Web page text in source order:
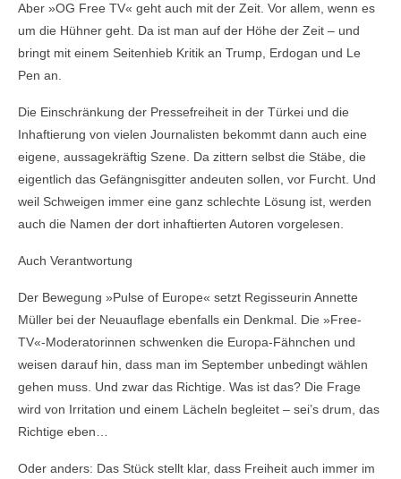
Aber »OG Free TV« geht auch mit der Zeit. Vor allem, wenn es
um die Hühner geht. Da ist man auf der Höhe der Zeit – und
bringt mit einem Seitenhieb Kritik an Trump, Erdogan und Le
Pen an.
Die Einschränkung der Pressefreiheit in der Türkei und die
Inhaftierung von vielen Journalisten bekommt dann auch eine
eigene, aussagekräftig Szene. Da zittern selbst die Stäbe, die
eigentlich das Gefängnisgitter andeuten sollen, vor Furcht. Und
weil Schweigen immer eine ganz schlechte Lösung ist, werden
auch die Namen der dort inhaftierten Autoren vorgelesen.
Auch Verantwortung
Der Bewegung »Pulse of Europe« setzt Regisseurin Annette
Müller bei der Neuauflage­ ebenfalls ein Denkmal. Die »Free-
TV«-Moderatorinnen schwenken die Europa-Fähnchen und
weisen darauf hin, dass man im September unbedingt wählen
gehen muss. Und zwar das Richtige. Was ist das? Die Frage
wird von Irritation und einem Lächeln begleitet – sei’s drum, das
Richtige eben…
Oder anders: Das Stück stellt klar, dass Freiheit auch immer im